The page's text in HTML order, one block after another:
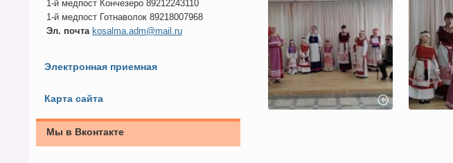
1-й медпост Кончезеро 89212243110
1-й медпост Готнаволок 89218007968
Эл. почта kosalma.adm@mail.ru
Электронная приемная
Карта сайта
Мы в Вконтакте